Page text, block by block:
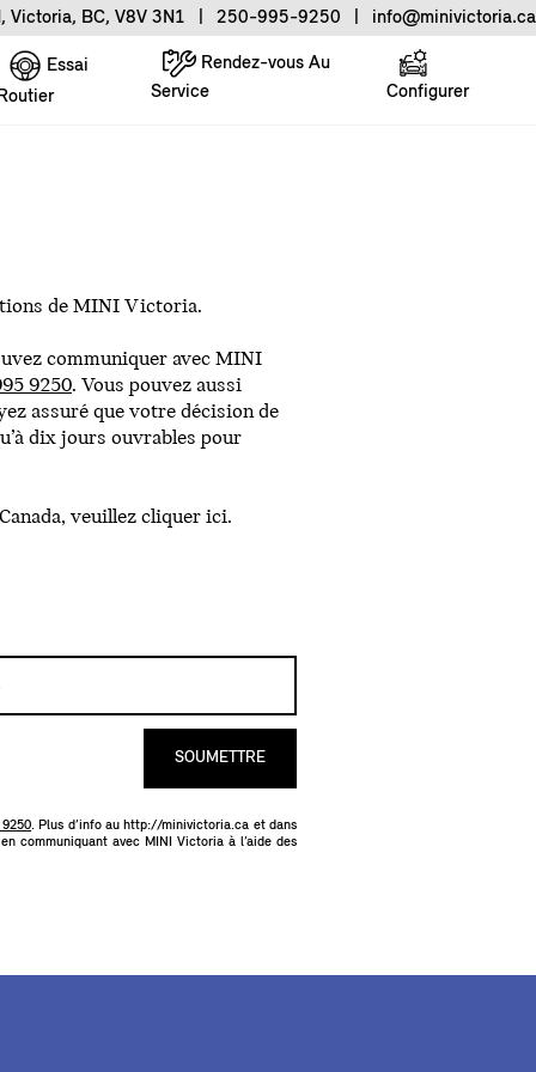
Victoria, BC, V8V 3N1 250-995-9250 info@minivictoria.ca
Rendez-vous Au
Service
Essai
Configurer
de MINI Victoria.
communiquer avec MINI
9250. Vous pouvez aussi
assuré que votre décision de
dix jours ouvrables pour
veuillez cliquer ici.
SOUMETTRE
9250. Plus d’info au http://minivictoria.ca et dans
communiquant avec MINI Victoria à l’aide des